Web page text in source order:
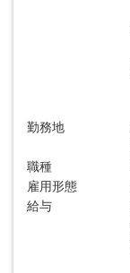
勤務地
職種
雇用形態
給与